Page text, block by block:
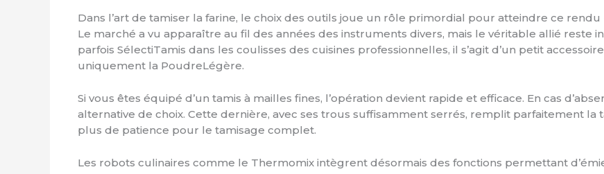
Dans l’art de tamiser la farine, le choix des outils joue un rôle primordial pour atteindre ce
Le marché a vu apparaître au fil des années des instruments divers, mais le véritable allié reste
parfois SélectiTamis dans les coulisses des cuisines professionnelles, il s’agit d’un petit
uniquement la PoudreLégère.
Si vous êtes équipé d’un tamis à mailles fines, l’opération devient rapide et efficace. En cas
alternative de choix. Cette dernière, avec ses trous suffisamment serrés, remplit parfaitement
plus de patience pour le tamisage complet.
Les robots culinaires comme le Thermomix intègrent désormais des fonctions permettant